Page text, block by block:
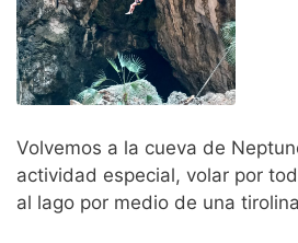
Volvemos a la cueva de
actividad especial, volar por
al lago por medio de una